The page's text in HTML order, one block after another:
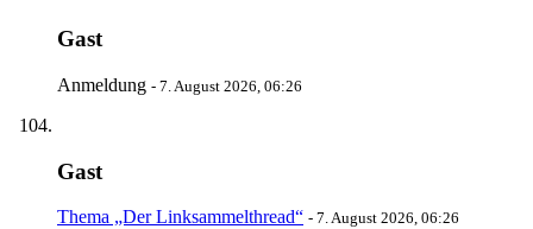
Gast
Anmeldung - 7. August 2026, 06:26
Gast
Thema „Der Linksammelthread“ - 7. August 2026, 06:26